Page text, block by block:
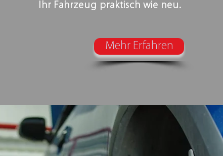
Ihr Fahrzeug praktisch wie neu.
Mehr Erfahren